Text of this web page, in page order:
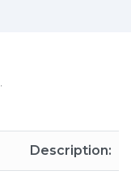
Description: